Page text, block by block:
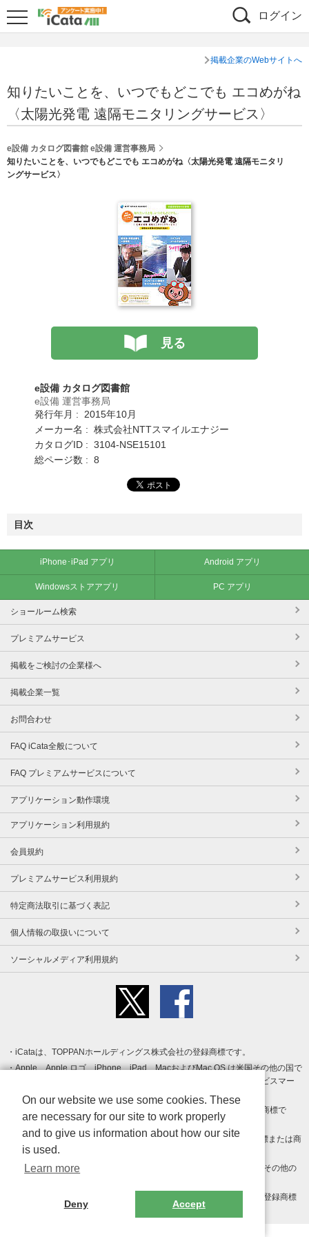
ログイン
掲載企業のWebサイトへ
知りたいことを、いつでもどこでも エコめがね
〈太陽光発電 遠隔モニタリングサービス〉
e設備 カタログ図書館 e設備 運営事務局
知りたいことを、いつでもどこでも エコめがね〈太陽光発電 遠隔モニタリ
ングサービス〉
見る
e設備 カタログ図書館
e設備 運営事務局
発行年月 : 2015年10月
メーカー名 : 株式会社NTTスマイルエナジー
カタログID : 3104-NSE15101
総ページ数 : 8
目次
iPhone･iPad アプリ Android アプリ
Windowsストアアプリ PC アプリ
ショールーム検索
プレミアムサービス
掲載をご検討の企業様へ
掲載企業一覧
お問合わせ
FAQ iCata全般について
FAQ プレミアムサービスについて
アプリケーション動作環境
アプリケーション利用規約
会員規約
プレミアムサービス利用規約
特定商法取引に基づく表記
個人情報の取扱いについて
ソーシャルメディア利用規約
iCataは、TOPPANホールディングス株式会社の登録商標です。
Apple、Apple ロゴ、iPhone、iPad、MacおよびMac OS は米国その他の国で
登録された Apple Inc. の商標です。App Store は Apple Inc. のサービスマー
クです。
Android、Google Play および Google Play ロゴ は Google LLC の商標で
す。
Windows は Microsoft Inc.の米国およびその他の国における登録商標または商
標です。
Adobe、Adobe Reader、Adobe PDF は、Adobe Inc.の米国およびその他の
その他、記載されている会社名、商品名、ロゴは各社の商標または登録商標
On our website we use some cookies. These
are necessary for our site to work properly
and to give us information about how our site
is used.
Learn more
Deny Accept